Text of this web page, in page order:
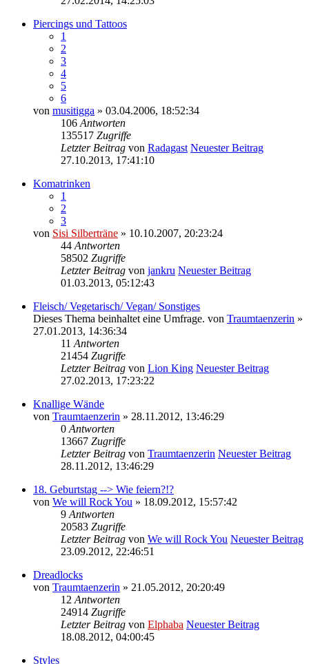
Piercings und Tattoos
1
2
3
4
5
6
von musitigga » 03.04.2006, 18:52:34
106 Antworten
135517 Zugriffe
Letzter Beitrag von Radagast Neuester Beitrag
27.10.2013, 17:41:10
Komatrinken
1
2
3
von Sisi Silberträne » 10.10.2007, 20:23:24
44 Antworten
58502 Zugriffe
Letzter Beitrag von jankru Neuester Beitrag
01.03.2013, 05:12:43
Fleisch/ Vegetarisch/ Vegan/ Sonstiges
Dieses Thema beinhaltet eine Umfrage. von Traumtaenzerin »
27.01.2013, 14:36:34
11 Antworten
21454 Zugriffe
Letzter Beitrag von Lion King Neuester Beitrag
27.02.2013, 17:23:22
Knallige Wände
von Traumtaenzerin » 28.11.2012, 13:46:29
0 Antworten
13667 Zugriffe
Letzter Beitrag von Traumtaenzerin Neuester Beitrag
28.11.2012, 13:46:29
18. Geburtstag --> Wie feiern?!?
von We will Rock You » 18.09.2012, 15:57:42
9 Antworten
20583 Zugriffe
Letzter Beitrag von We will Rock You Neuester Beitrag
23.09.2012, 22:46:51
Dreadlocks
von Traumtaenzerin » 21.05.2012, 20:20:49
12 Antworten
24914 Zugriffe
Letzter Beitrag von Elphaba Neuester Beitrag
18.08.2012, 04:00:45
Styles